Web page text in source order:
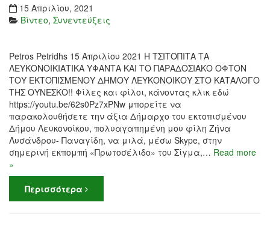
15 Απριλίου, 2021
Βίντεο, Συνεντεύξεις
Petros Petridhs 15 Απριλίου 2021 Η ΤΣΙΤΟΠΙΤΑ ΤΑ
ΛΕΥΚΟΝΟΙΚΙΑΤΙΚΑ ΥΦΑΝΤΑ ΚΑΙ ΤΟ ΠΑΡΑΔΟΣΙΑΚΟ ΟΦΤΟΝ
ΤΟΥ ΕΚΤΟΠΙΣΜΕΝΟΥ ΔΗΜΟΥ ΛΕΥΚΟΝΟΙΚΟΥ ΣΤΟ ΚΑΤΑΛΟΓΟ
ΤΗΣ ΟΥΝΕΣΚΟ!! Φίλες και φίλοι, κάνοντας κλικ εδώ
https://youtu.be/62s0Pz7xPNw μπορείτε να
παρακολουθήσετε την άξια Δήμαρχο του εκτοπισμένου
Δήμου Λευκονοίκου, πολυαγαπημένη μου φίλη Ζήνα
Λυσάνδρου- Παναγίδη, να μιλά, μέσω Skype, στην
σημερινή εκπομπή «Πρωτοσέλιδο» του Σίγμα,… Read more
»
Περισσότερα